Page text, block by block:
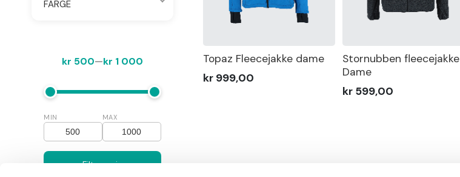
Topaz Fleecejakke dame
kr 999,00
Stornubben fleecejakke
Dame
kr 599,00
FARGE
kr 500—kr 1 000
MIN MAX
Filtrer pris